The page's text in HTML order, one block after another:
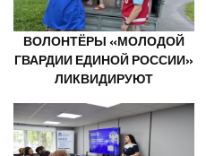
ВОЛОНТЁРЫ «МОЛОДОЙ
ГВАРДИИ ЕДИНОЙ РОССИИ»
ЛИКВИДИРУЮТ
НА УРАЛЕ И ДАЛЬНЕМ
ВОСТОКЕ